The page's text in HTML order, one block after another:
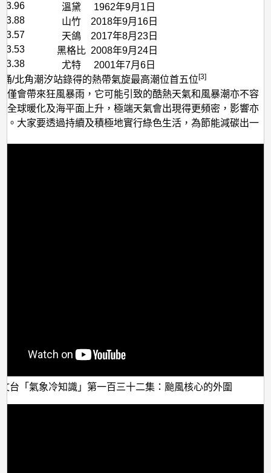
3.96
溫黛
1962年9月1日
3.88
山竹
2018年9月16日
3.57
天鴿
2017年8月23日
3.53
黑格比 2008年9月24日
3.38
尤特
2001年7月6日
/北角潮汐站錄得的熱帶氣旋最高潮位首五位[3]
僅會帶來狂風暴雨，它可能引致的酷熱天氣和風暴潮亦不容
全球暖化及海平面上升，極端天氣會出現得更頻密，影響亦
。大家要透過持續及積極地實行綠色生活，為節能減碳出一
台「氣象冷知識」第一百三十二集：颱風核心的外圍